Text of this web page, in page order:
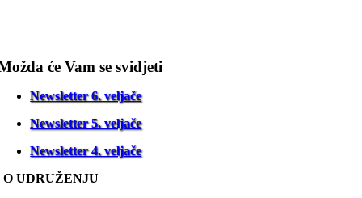
će Vam se svidjeti
Newsletter 6. veljače
Newsletter 5. veljače
Newsletter 4. veljače
O UDRUŽENJU